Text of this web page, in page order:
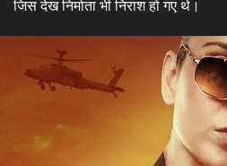
जिस देख निर्माता भी निराश हो गए थे।